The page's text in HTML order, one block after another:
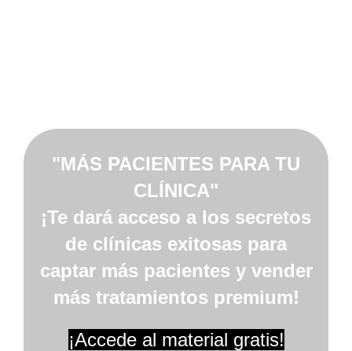
"MÁS PACIENTES PARA TU
CLÍNICA"
¡Te dará acceso a los secretos
de clínicas exitosas para
captar más pacientes y vender
más tratamientos premium!
¡Accede al material gratis!